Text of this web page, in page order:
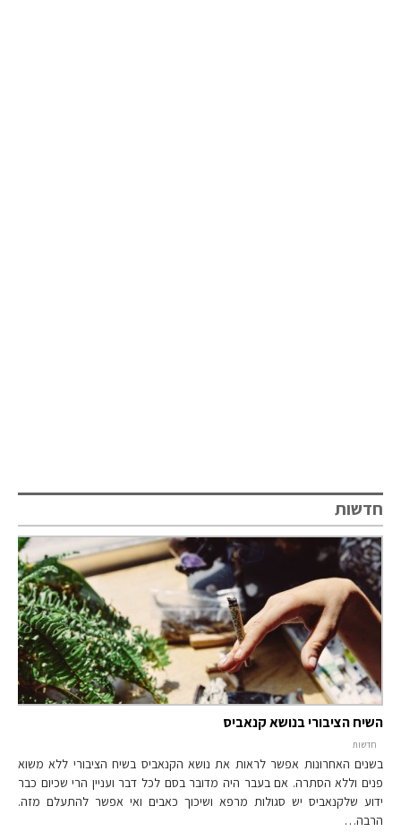
חדשות
השיח הציבורי בנושא קנאביס
חדשות
בשנים האחרונות אפשר לראות את נושא הקנאביס בשיח הציבורי ללא משוא
פנים וללא הסתרה. אם בעבר היה מדובר בסם לכל דבר ועניין הרי שכיום כבר
ידוע שלקנאביס יש סגולות מרפא ושיכוך כאבים ואי אפשר להתעלם מזה.
הרבה…